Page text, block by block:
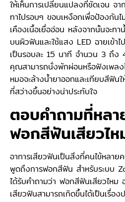
ให้เห็นการเปลี่ยนแปลงที่ชัดเจน จา
ทาไปรอบๆ ขอบเหงือกเพื่อป้องกัน
เคืองเนื้อเยื่ออ่อน หลังจากนั้นจะ
บนผิวฟันและใช้แสง LED ฉายเข้า
เป็นรอบละ 15 นาที จำนวน 3 ถึง
คุณสามารถนั่งพักผ่อนหรือฟังเพล
หมอจะล้างน้ำยาออกและเทียบสีฟัน
ที่สว่างขึ้นอย่างน่าประทับใจ
ตอบคำถามที่หล
ฟอกสีฟันเสียวไห
อาการเสียวฟันเป็นสิ่งที่คนไข้หลา
พูดถึงการฟอกสีฟัน สำหรับระบบ
ได้รับคำถามว่า ฟอกสีฟันเสียวไหม
เสียวฟันสามารถเกิดขึ้นได้เป็นเรื่อ